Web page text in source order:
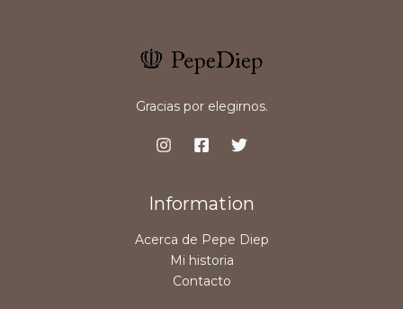
Gracias por elegirnos.
Information
Acerca de Pepe Diep
Mi historia
Contacto